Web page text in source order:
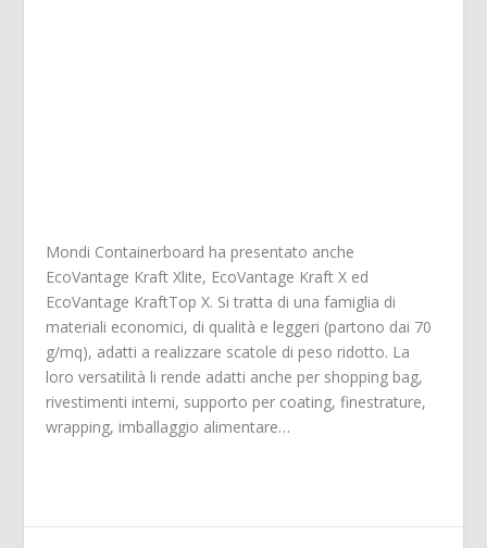
Mondi Containerboard ha presentato anche
EcoVantage Kraft Xlite, EcoVantage Kraft X ed
EcoVantage KraftTop X. Si tratta di una famiglia di
materiali economici, di qualità e leggeri (partono dai 70
g/mq), adatti a realizzare scatole di peso ridotto. La
loro versatilità li rende adatti anche per shopping bag,
rivestimenti interni, supporto per coating, finestrature,
wrapping, imballaggio alimentare…